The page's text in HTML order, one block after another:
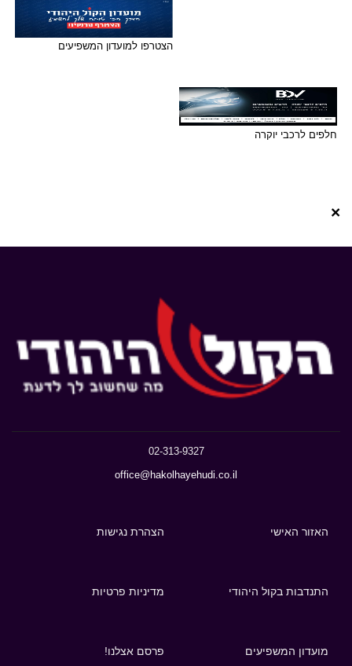
הצטרפו למועדון המשפיעים
חלפים לרכבי יוקרה
×
02-313-9327
office@hakolhayehudi.co.il
האזור האישי הצהרת נגישות
התנדבות בקול היהודי מדיניות פרטיות
מועדון המשפיעים פרסם אצלנו!